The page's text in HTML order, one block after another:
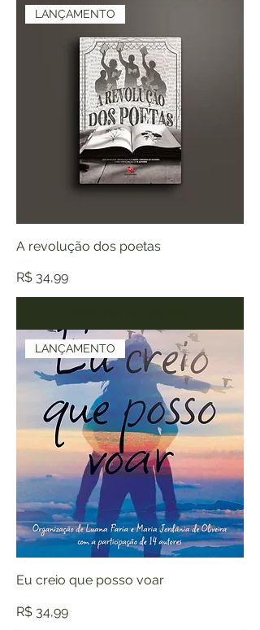
LANÇAMENTO
A revolução dos poetas
Preço
R$ 34,99
LANÇAMENTO
Eu creio que posso voar
Preço
R$ 34,99